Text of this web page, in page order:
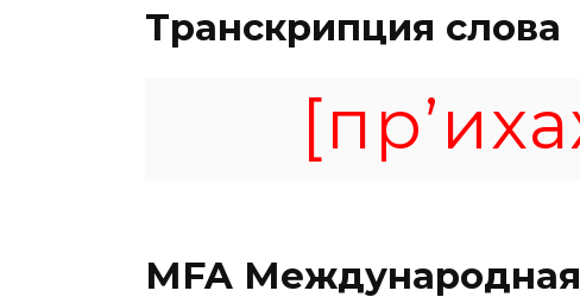
Транскрипция слова
MFA